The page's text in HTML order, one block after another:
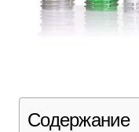
Содержание